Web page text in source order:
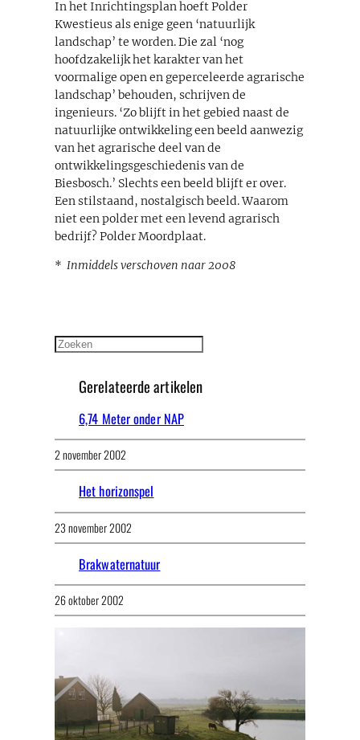
In het Inrichtingsplan hoeft Polder
Kwestieus als enige geen ‘natuurlijk
landschap’ te worden. Die zal ‘nog
hoofdzakelijk het karakter van het
voormalige open en geperceleerde agrarische
landschap’ behouden, schrijven de
ingenieurs. ‘Zo blijft in het gebied naast de
natuurlijke ontwikkeling een beeld aanwezig
van het agrarische deel van de
ontwikkelingsgeschiedenis van de
Biesbosch.’ Slechts een beeld blijft er over.
Een stilstaand, nostalgisch beeld. Waarom
niet een polder met een levend agrarisch
bedrijf? Polder Moordplaat.
* Inmiddels verschoven naar 2008
Zoeken
Gerelateerde artikelen
6,74 Meter onder NAP
2 november 2002
Het horizonspel
23 november 2002
Brakwaternatuur
26 oktober 2002